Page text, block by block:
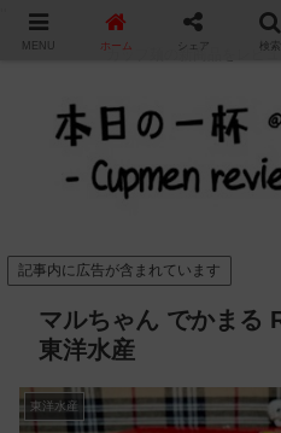
カップ麺の新商品をレビュ
記事内に広告が含まれています
マルちゃん でかまる
東洋水産
東洋水産
MENU ホーム シェア 検索